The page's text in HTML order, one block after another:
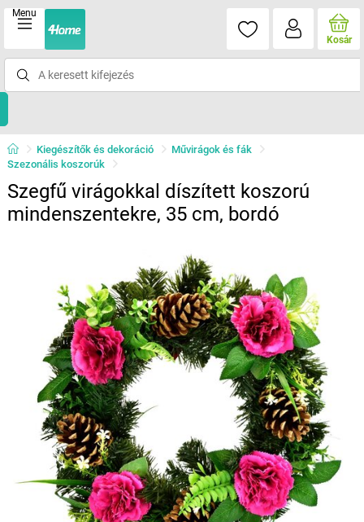
Menu
Kosár
Kiegészítők és dekoráció
Művirágok és fák
Szezonális koszorúk
Szegfű virágokkal díszített koszorú
mindenszentekre, 35 cm, bordó